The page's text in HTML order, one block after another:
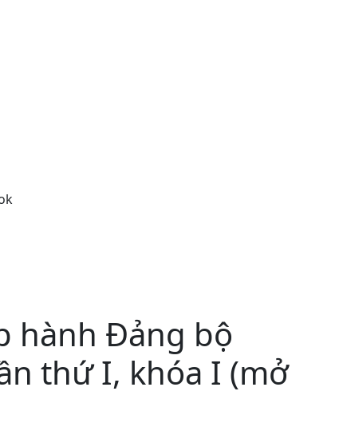
hành Đảng bộ
thứ I, khóa I (mở